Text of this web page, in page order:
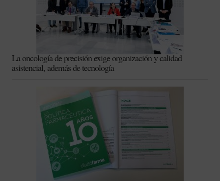
La oncología de precisión exige organización y calidad
asistencial, además de tecnología